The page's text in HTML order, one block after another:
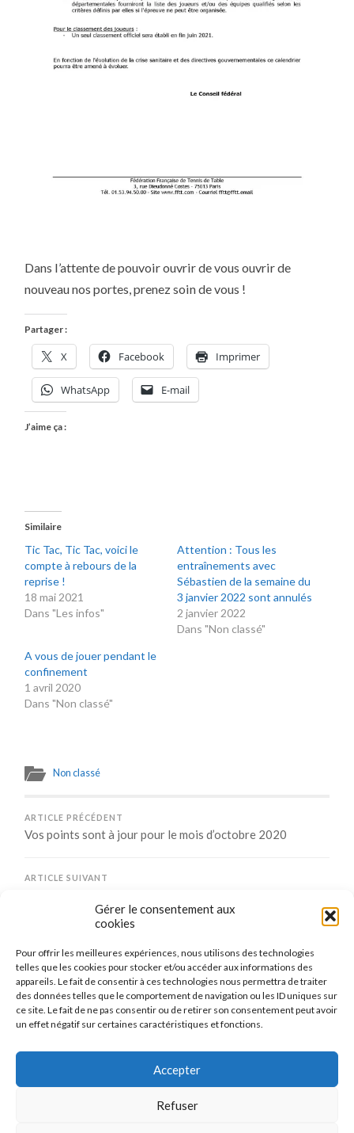
Gérer le consentement aux
cookies
Pour offrir les meilleures expériences, nous utilisons des technologies
telles que les cookies pour stocker et/ou accéder aux informations des
appareils. Le fait de consentir à ces technologies nous permettra de traiter
des données telles que le comportement de navigation ou les ID uniques sur
ce site. Le fait de ne pas consentir ou de retirer son consentement peut avoir
un effet négatif sur certaines caractéristiques et fonctions.
Accepter
Refuser
Dans l’attente de pouvoir ouvrir de vous ouvrir de
nouveau nos portes, prenez soin de vous !
Partager :
X Facebook Imprimer
WhatsApp E-mail
J’aime ça :
Similaire
Tic Tac, Tic Tac, voici le
compte à rebours de la
reprise !
18 mai 2021
Dans "Les infos"
Attention : Tous les
entraînements avec
Sébastien de la semaine du
3 janvier 2022 sont annulés
2 janvier 2022
Dans "Non classé"
A vous de jouer pendant le
confinement
1 avril 2020
Dans "Non classé"
Non classé
ARTICLE PRÉCÉDENT
Vos points sont à jour pour le mois d’octobre 2020
ARTICLE SUIVANT
Comments are closed.
CONNEXION